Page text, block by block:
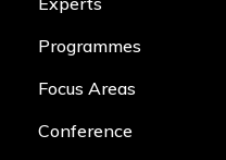
Programmes
Focus Areas
Conference